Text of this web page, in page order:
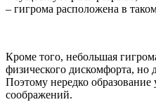
– гигрома расположена в
Кроме того, небольшая
физического дискомфорта, но
Поэтому нередко
соображений.